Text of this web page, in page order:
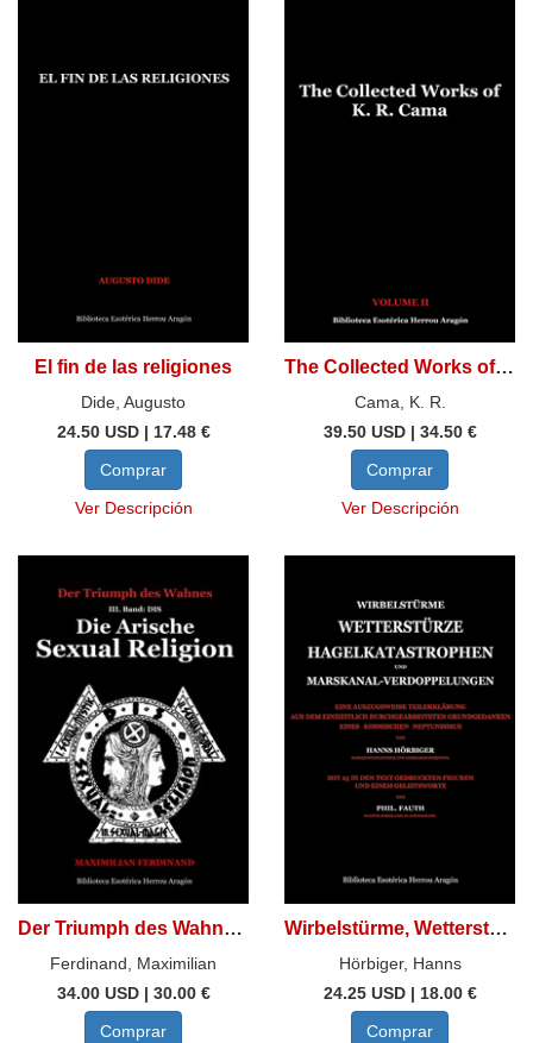
El fin de las religiones
Dide, Augusto
24.50 USD | 17.48 €
Comprar
Ver Descripción
The Collected Works of K. R. Cama. Volume II
Cama, K. R.
39.50 USD | 34.50 €
Comprar
Ver Descripción
Der Triumph des Wahnes. III. Band: DIS, Die Arische
Ferdinand, Maximilian
34.00 USD | 30.00 €
Comprar
Wirbelstürme, Wetterstürze, Hagelkatastrophen und Marskanal-Verdoppelungen
Hörbiger, Hanns
24.25 USD | 18.00 €
Comprar